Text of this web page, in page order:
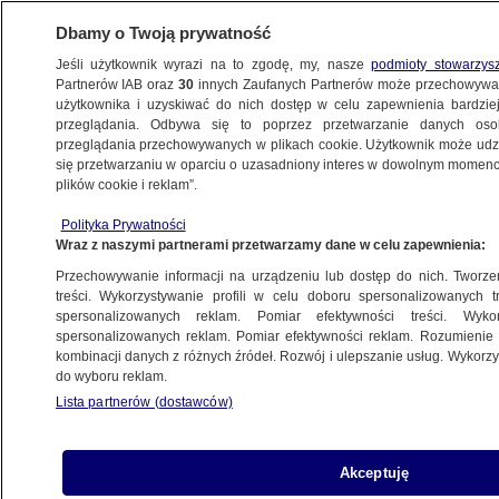
POLSKA
potwierdzone przypadki
15.06.2022, 17:43
Udostępnij
Dbamy o Twoją prywatność
Jeśli użytkownik wyrazi na to zgodę, my, naszepodmioty
Partnerów IAB oraz30 innych Zaufanych Partnerów może
użytkownika i uzyskiwać do nich dostęp w celu zapewnienia
przeglądania. Odbywa się to poprzez przetwarzanie danych
przeglądania przechowywanych w plikach cookie. Użytkownik może
się przetwarzaniu w oparciu o uzasadniony interes w dowolnym
plików cookie i reklam”.
Polityka Prywatności
Wraz z naszymi partnerami przetwarzamy dane w celu zapewnienia:
Przechowywanie informacji na urządzeniu lub dostęp do nich.
treści. Wykorzystywanie profili w celu doboru spersonalizowanych
spersonalizowanych reklam. Pomiar efektywności treści.
spersonalizowanych reklam. Pomiar efektywności reklam.
kombinacji danych z różnych źródeł. Rozwój i ulepszanie usług.
do wyboru reklam.
Lista partnerów (dostawców)
Akceptuję